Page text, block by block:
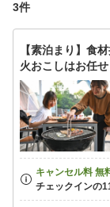
3件
【素泊まり】食
火おこしはお任